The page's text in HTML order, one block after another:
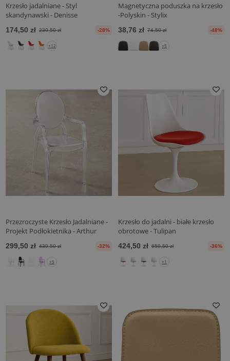
Krzesło jadalniane - Styl
skandynawski - Denisse
174,50 zł 239,50 zł -28%
+12
Magnetyczna poduszka na krzesło
-Polyskin - Stylix
38,76 zł 74,50 zł -48%
+5
Przezroczyste Krzesło Jadalniane -
Projekt Podłokietnika - Arthur
299,50 zł 439,50 zł -32%
+5
Krzesło do jadalni - białe krzesło
obrotowe - Tulipan
424,50 zł 659,50 zł -36%
+1